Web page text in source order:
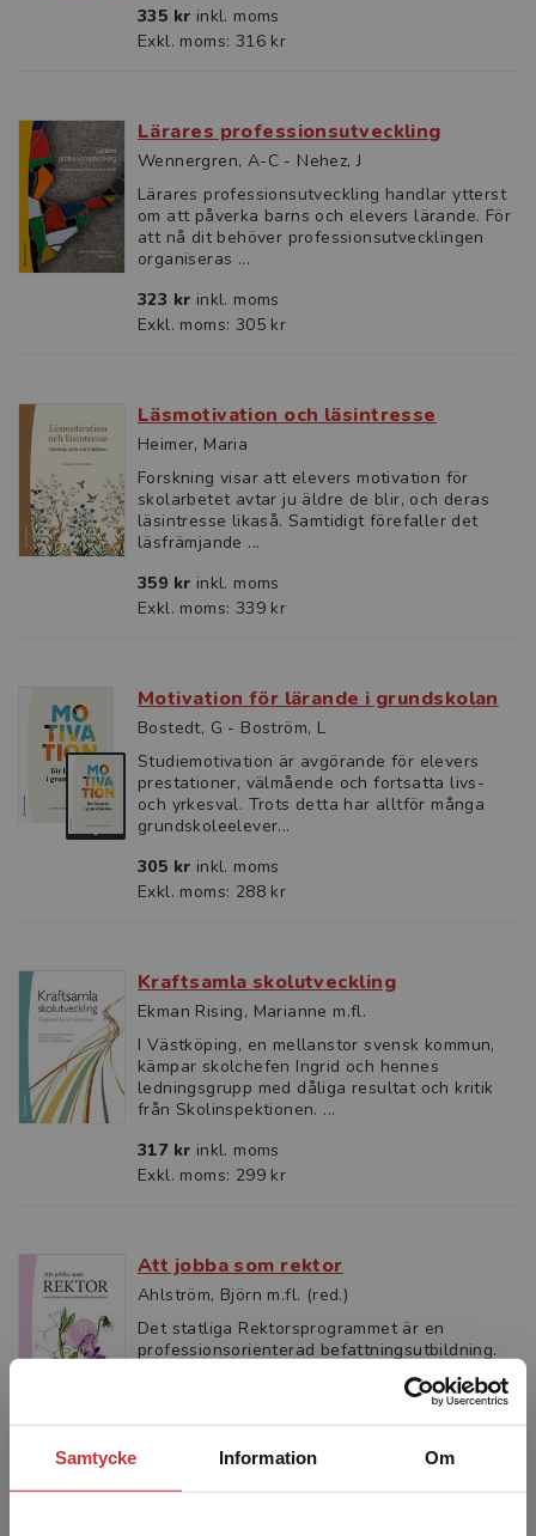
Samtycke Information Om
335 kr inkl. moms
Exkl. moms: 316 kr
Lärares professionsutveckling
Wennergren, A-C - Nehez, J
Lärares professionsutveckling handlar ytterst
om att påverka barns och elevers lärande. För
att nå dit behöver professionsutvecklingen
organiseras ...
323 kr inkl. moms
Exkl. moms: 305 kr
Läsmotivation och läsintresse
Heimer, Maria
Forskning visar att elevers motivation för
skolarbetet avtar ju äldre de blir, och deras
läsintresse likaså. Samtidigt förefaller det
läsfrämjande ...
359 kr inkl. moms
Exkl. moms: 339 kr
Motivation för lärande i grundskolan
Bostedt, G - Boström, L
Studiemotivation är avgörande för elevers
prestationer, väl­mående och fortsatta livs-
och yrkesval. Trots detta har alltför många
grundskoleelever...
305 kr inkl. moms
Exkl. moms: 288 kr
Kraftsamla skolutveckling
Ekman Rising, Marianne m.fl.
I Västköping, en mellanstor svensk kommun,
kämpar skolchefen Ingrid och hennes
ledningsgrupp med dåliga resultat och kritik
från Skolinspektionen. ...
317 kr inkl. moms
Exkl. moms: 299 kr
Att jobba som rektor
Ahlström, Björn m.fl. (red.)
Det statliga Rektorsprogrammet är en
professionsorienterad befattningsutbildning.
Att som rektor agera professionellt är i detta
523 krinkl. moms
Exkl. moms: 493 kr